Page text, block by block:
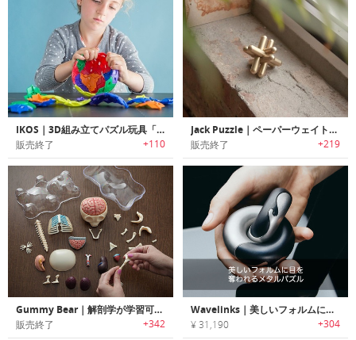
IKOS｜3D組み立てパズル玩具「アイコス」
販売終了 +110
Jack Puzzle｜ペーパーウェイトやインテリアオブジェとしても利用可能なパズルピース
販売終了 +219
Gummy Bear｜解剖学が学習可能なクマ型パズル「グミーベアー」
販売終了 +342
Wavelinks｜美しいフォルムに目を奪われるメタルパズル「ウェーブリンクス」
¥ 31,190 +304